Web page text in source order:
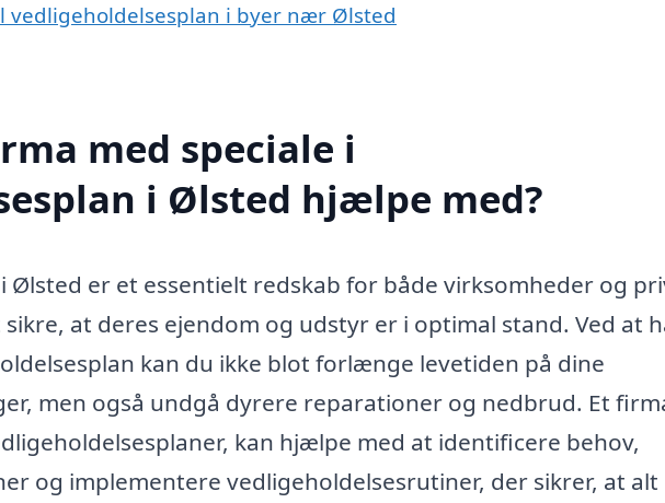
vedligeholdelsesplan i byer nær Ølsted
med speciale i
i Ølsted hjælpe med?
Ølsted er et essentielt redskab for både virksomheder og
at deres ejendom og udstyr er i optimal stand. Ved at
kan du ikke blot forlænge levetiden på dine
men også undgå dyrere reparationer og nedbrud. Et
kan hjælpe med at identificere behov,
og implementere vedligeholdelsesrutiner, der sikrer, at alt